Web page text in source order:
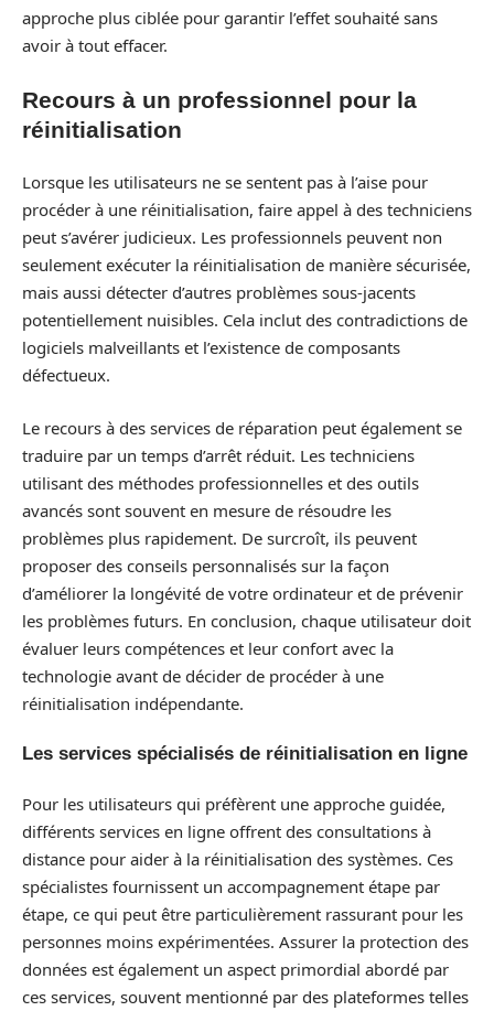
approche plus ciblée pour garantir l’effet souhaité sans
avoir à tout effacer.
Recours à un professionnel pour la
réinitialisation
Lorsque les utilisateurs ne se sentent pas à l’aise pour
procéder à une réinitialisation, faire appel à des techniciens
peut s’avérer judicieux. Les professionnels peuvent non
seulement exécuter la réinitialisation de manière sécurisée,
mais aussi détecter d’autres problèmes sous-jacents
potentiellement nuisibles. Cela inclut des contradictions de
logiciels malveillants et l’existence de composants
défectueux.
Le recours à des services de réparation peut également se
traduire par un temps d’arrêt réduit. Les techniciens
utilisant des méthodes professionnelles et des outils
avancés sont souvent en mesure de résoudre les
problèmes plus rapidement. De surcroît, ils peuvent
proposer des conseils personnalisés sur la façon
d’améliorer la longévité de votre ordinateur et de prévenir
les problèmes futurs. En conclusion, chaque utilisateur doit
évaluer leurs compétences et leur confort avec la
technologie avant de décider de procéder à une
réinitialisation indépendante.
Les services spécialisés de réinitialisation en ligne
Pour les utilisateurs qui préfèrent une approche guidée,
différents services en ligne offrent des consultations à
distance pour aider à la réinitialisation des systèmes. Ces
spécialistes fournissent un accompagnement étape par
étape, ce qui peut être particulièrement rassurant pour les
personnes moins expérimentées. Assurer la protection des
données est également un aspect primordial abordé par
ces services, souvent mentionné par des plateformes telles